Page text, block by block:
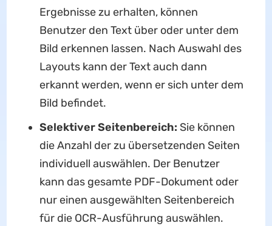
Ergebnisse zu erhalten, können
Benutzer den Text über oder unter dem
Bild erkennen lassen. Nach Auswahl des
Layouts kann der Text auch dann
erkannt werden, wenn er sich unter dem
Bild befindet.
Selektiver Seitenbereich: Sie können
die Anzahl der zu übersetzenden Seiten
individuell auswählen. Der Benutzer
kann das gesamte PDF-Dokument oder
nur einen ausgewählten Seitenbereich
für die OCR-Ausführung auswählen.